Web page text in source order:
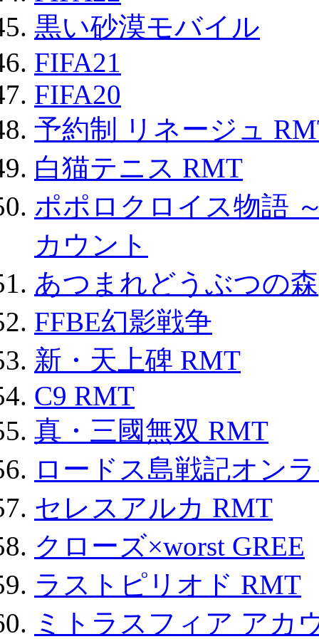
黒い砂漠モバイル
FIFA21
FIFA20
予約制 リネージュ
白猫テニス RMT
ポポロクロイス物語
カウント
あつまれどうぶつの森
FFBE幻影戦争
新・天上碑 RMT
C9 RMT
真・三國無双 RMT
ロードス島戦記オン
セレスアルカ RMT
クローズ×worst GREE
ラストピリオド RMT
ミトラスフィア アカ